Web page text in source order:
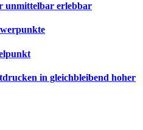
unmittelbar erlebbar
in gleichbleibend hoher